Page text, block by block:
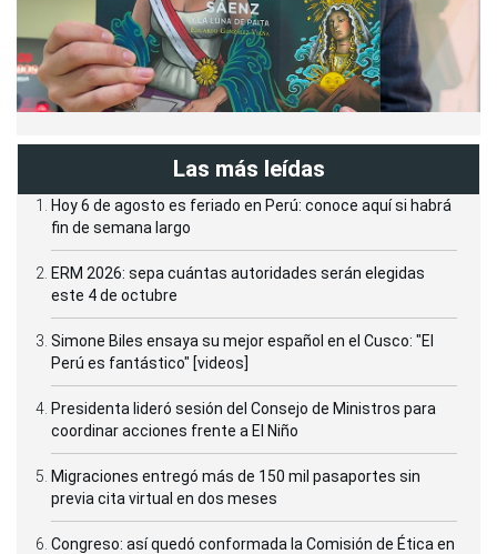
Las más leídas
Hoy 6 de agosto es feriado en Perú: conoce aquí si habrá
fin de semana largo
ERM 2026: sepa cuántas autoridades serán elegidas
este 4 de octubre
Simone Biles ensaya su mejor español en el Cusco: "El
Perú es fantástico" [videos]
Presidenta lideró sesión del Consejo de Ministros para
coordinar acciones frente a El Niño
Migraciones entregó más de 150 mil pasaportes sin
previa cita virtual en dos meses
Congreso: así quedó conformada la Comisión de Ética en